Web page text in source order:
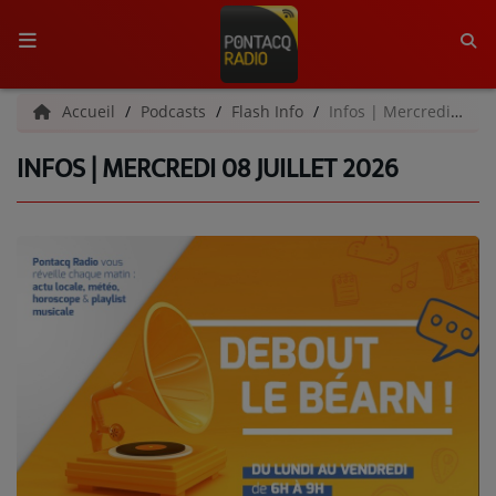
ACCUEIL
RADIO
L'ÉQUIPE
GRILLE DES PROGRAMMES
C'ÉTAIT QUOI CE TITRE ?
MÉDIAS
PODCASTS - SAISON 2026/2027
Accueil Podcasts Flash Info Infos | Mercredi 08 juillet 2026
INFOS | MERCREDI 08 JUILLET 2026